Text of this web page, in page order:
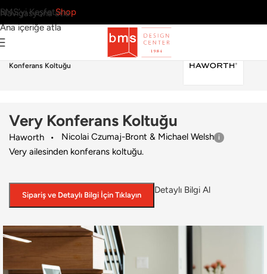
Navigasyona atla
Ana içeriğe atla
BMS’yi KeşfetShop
Konferans Koltuğu›Haworth›
Konferans Koltuğu
Very Konferans Koltuğu
Haworth
Nicolai Czumaj-Bront & Michael Welsh
Very ailesinden konferans koltuğu.
Sipariş ve Detaylı Bilgi İçin Tıklayın Detaylı Bilgi Al